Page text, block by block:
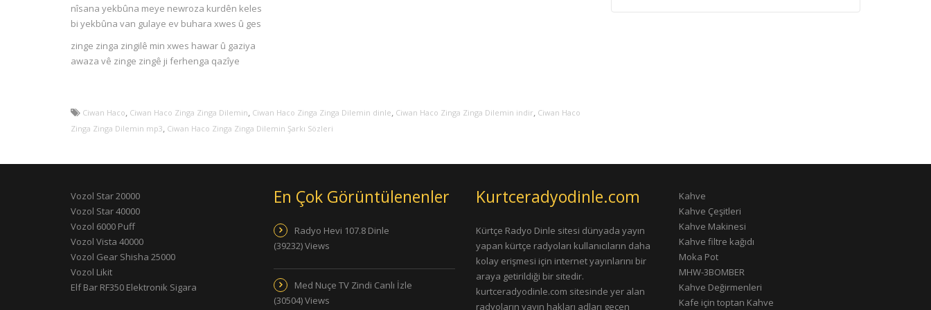
nîsana yekbûna meye newroza kurdên keles
bi yekbûna van gulaye ev buhara xwes û ges
zinge zinga zingilê min xwes hawar û gaziya
awaza vê zinge zingê ji ferhenga qazîye
Ciwan Haco, Ciwan Haco Zinga Zinga Dilemin, Ciwan Haco Zinga Zinga Dilemin dinle, Ciwan Haco Zinga Zinga Dilemin indir, Ciwan Haco
Zinga Zinga Dilemin mp3, Ciwan Haco Zinga Zinga Dilemin Şarkı Sözleri
Vozol Star 20000
Vozol Star 40000
Vozol 6000 Puff
Vozol Vista 40000
Vozol Gear Shisha 25000
Vozol Likit
Elf Bar RF350 Elektronik Sigara
En Çok Görüntülenenler
Radyo Hevi 107.8 Dinle
(39232) Views
Med Nuçe TV Zindi Canlı İzle
(30504) Views
Kurtceradyodinle.com
Kürtçe Radyo Dinle sitesi dünyada yayın
yapan kürtçe radyoları kullanıcıların daha
kolay erişmesi için internet yayınlarını bir
araya getirildiği bir sitedir.
kurtceradyodinle.com sitesinde yer alan
radyoların yayın hakları adları geçen
Kahve
Kahve Çeşitleri
Kahve Makinesi
Kahve filtre kağıdı
Moka Pot
MHW-3BOMBER
Kahve Değirmenleri
Kafe için toptan Kahve